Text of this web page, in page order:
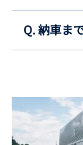
Q. 納車ま